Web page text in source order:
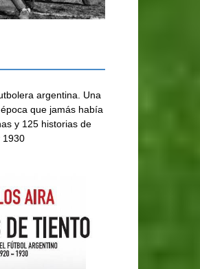
argentina. Una
que jamás había
y 125 historias de
1930